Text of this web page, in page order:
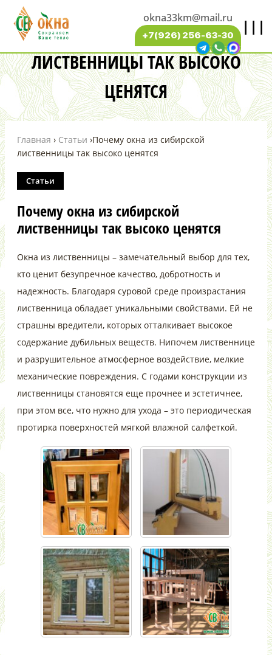
|||
okna33km@mail.ru
+7(926) 256-63-30
ПОЧЕМУ ОКНА ИЗ СИБИРСКОЙ
ЛИСТВЕННИЦЫ ТАК ВЫСОКО
ЦЕНЯТСЯ
Главная › Статьи ›Почему окна из сибирской
лиственницы так высоко ценятся
Статьи
Почему окна из сибирской
лиственницы так высоко ценятся
Окна из лиственницы – замечательный выбор для тех,
кто ценит безупречное качество, добротность и
надежность. Благодаря суровой среде произрастания
лиственница обладает уникальными свойствами. Ей не
страшны вредители, которых отталкивает высокое
содержание дубильных веществ. Нипочем лиственнице
и разрушительное атмосферное воздействие, мелкие
механические повреждения. С годами конструкции из
лиственницы становятся еще прочнее и эстетичнее,
при этом все, что нужно для ухода – это периодическая
протирка поверхностей мягкой влажной салфеткой.